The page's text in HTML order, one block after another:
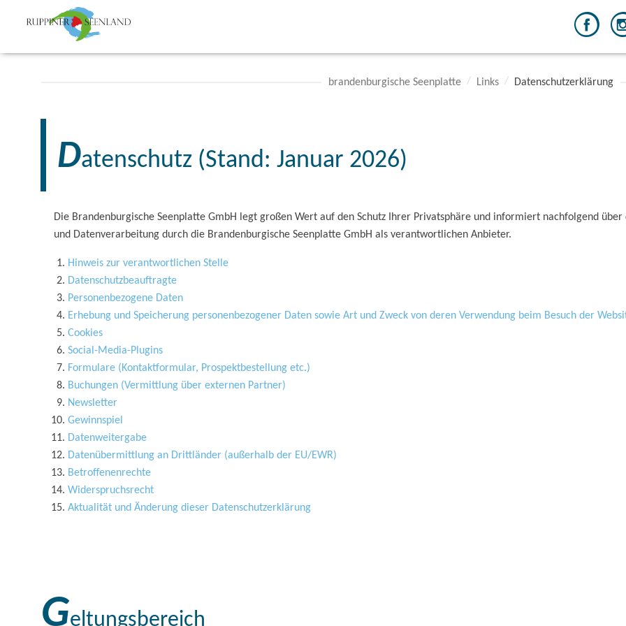
brandenburgische Seenplatte Links Datenschutzerklärung
Datenschutz (Stand: Januar 2026)
Die Brandenburgische Seenplatte GmbH legt großen Wert auf den Schutz Ihrer Privatsphäre und informiert nachfolgend
und Datenverarbeitung durch die Brandenburgische Seenplatte GmbH als verantwortlichen Anbieter.
Hinweis zur verantwortlichen Stelle
Datenschutzbeauftragte
Personenbezogene Daten
Erhebung und Speicherung personenbezogener Daten sowie Art und Zweck von deren Verwendung beim Besuch der
Cookies
Social-Media-Plugins
Formulare (Kontaktformular, Prospektbestellung etc.)
Buchungen (Vermittlung über externen Partner)
Newsletter
Gewinnspiel
Datenweitergabe
Datenübermittlung an Drittländer (außerhalb der EU/EWR)
Betroffenenrechte
Widerspruchsrecht
Aktualität und Änderung dieser Datenschutzerklärung
Geltungsbereich